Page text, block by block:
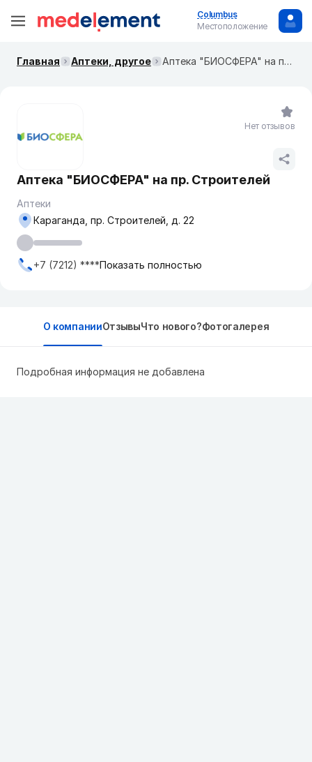
Columbus
Местоположение
Главная Аптеки, другое Аптека "БИОСФЕРА" на пр. Строителей
Аптека "БИОСФЕРА" на пр. Строителей
Аптеки
Караганда, пр. Строителей, д. 22
+7 (7212) ****Показать полностью
Нет отзывов
О компанииОтзывыЧто нового?Фотогалерея
Подробная информация не добавлена